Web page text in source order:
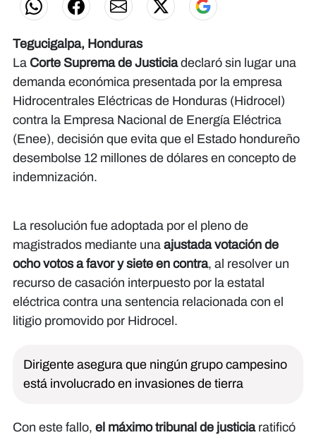
Tegucigalpa, Honduras
La Corte Suprema de Justiciadeclaró sin lugar una
demanda económica presentada por la empresa
Hidrocentrales Eléctricas de Honduras (Hidrocel)
contra la Empresa Nacional de Energía Eléctrica
(Enee), decisión que evita que el Estado hondureño
desembolse 12 millones de dólares en concepto de
indemnización.
La resolución fue adoptada por el pleno de
magistrados mediante una ajustada votación de
ocho votos a favor y siete en contra, al resolver un
recurso de casación interpuesto por la estatal
eléctrica contra una sentencia relacionada con el
litigio promovido por Hidrocel.
Dirigente asegura que ningún grupo campesino
está involucrado en invasiones de tierra
Con este fallo, el máximo tribunal de justicia ratificó